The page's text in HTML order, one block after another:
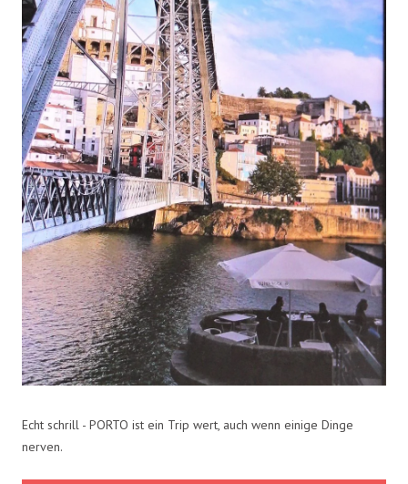
Echt schrill - PORTO ist ein Trip wert, auch wenn einige Dinge
nerven.